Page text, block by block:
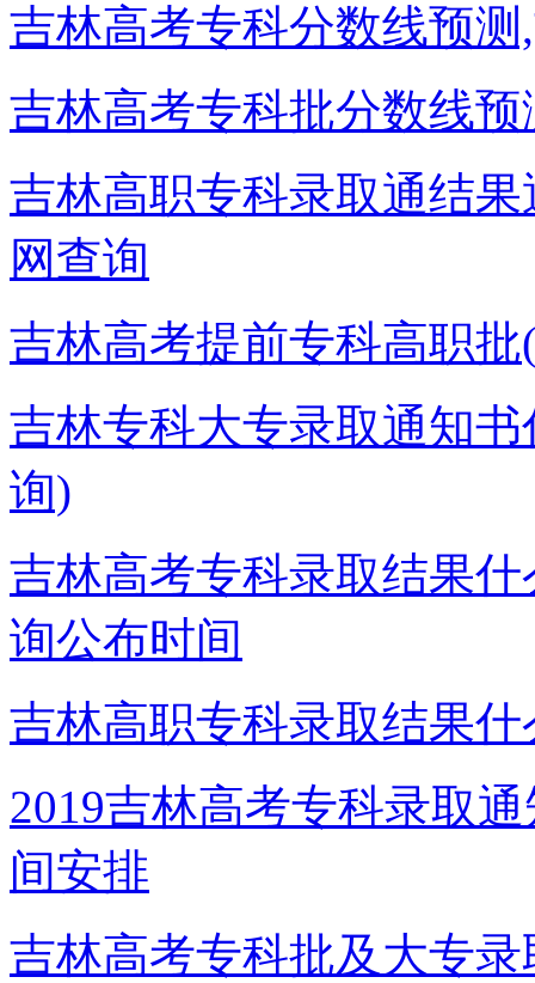
吉林高考专科分数线预
吉林高考专科批分数线
吉林高职专科录取通结
网查询
吉林高考提前专科高职
吉林专科大专录取通知
询)
吉林高考专科录取结果
询公布时间
吉林高职专科录取结果
2019吉林高考专科录取
间安排
吉林高考专科批及大专